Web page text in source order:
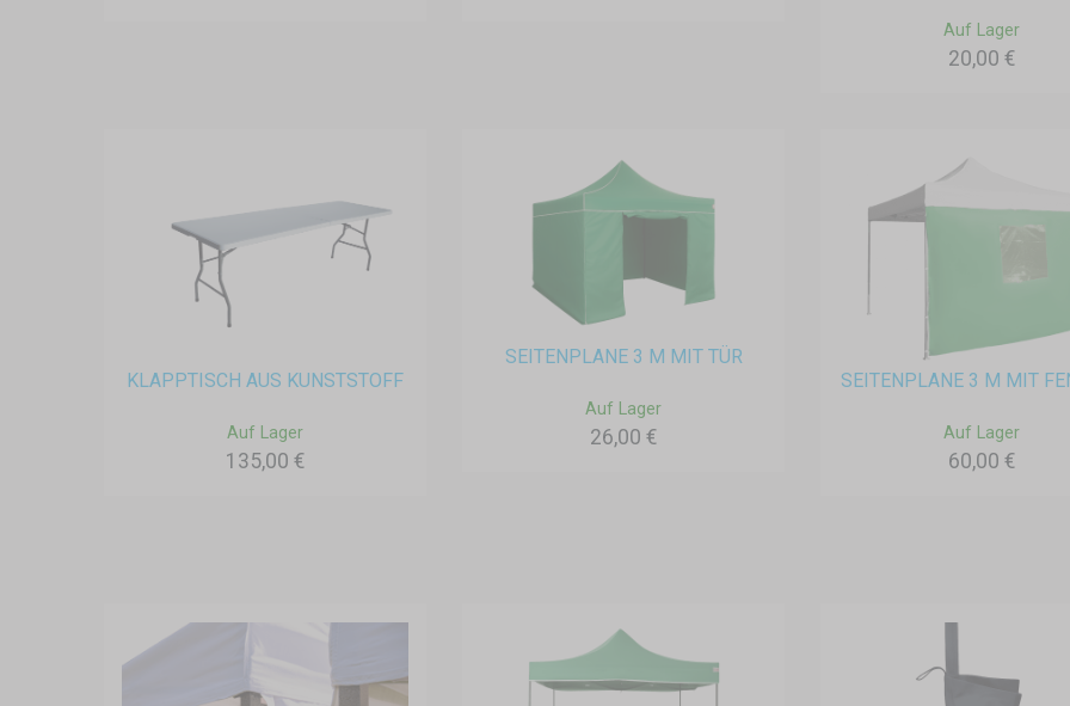
Auf Lager
20,00 €
KLAPPTISCH AUS KUNSTSTOFF
Auf Lager
135,00 €
SEITENPLANE 3 M MIT TÜR
Auf Lager
26,00 €
SEITENPLANE 3 M MIT
Auf Lager
60,00 €